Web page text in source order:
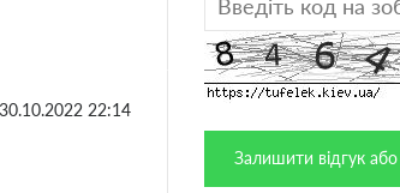
30.10.2022 22:14
Залишити відгук